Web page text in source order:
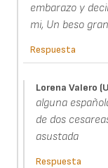
embarazo y
mi, Un beso
Respuesta
Lorena Valero
alguna
de dos
asustada
Respuesta